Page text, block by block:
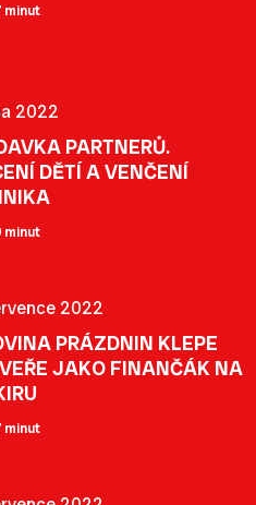
minut
2022
PARTNERŮ.
DĚTÍ A VENČENÍ
minut
2022
PRÁZDNIN KLEPE
JAKO FINANČÁK NA
minut